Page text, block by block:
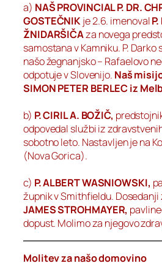
a) NAŠ PROVINCIAL P. DR.
GOSTEČNIKje 2.6. imenoval
ŽNIDARŠIČAza novega
samostana v Kamniku. P. Darko
našo žegnanjsko – Rafaelovo
odpotuje v Slovenijo. Naš
SIMON PETER BERLEC iz
b) P. CIRIL A. BOŽIČ,
odpovedal službi iz
sobotno leto. Nastavljen je na
(Nova Gorica).
c) P. ALBERT WASNIOWSKI,
župnik v Smithfieldu. Dosedanji
JAMES STROHMAYER,
dopust. Molimo za njegovo
Molitev za našo domovino